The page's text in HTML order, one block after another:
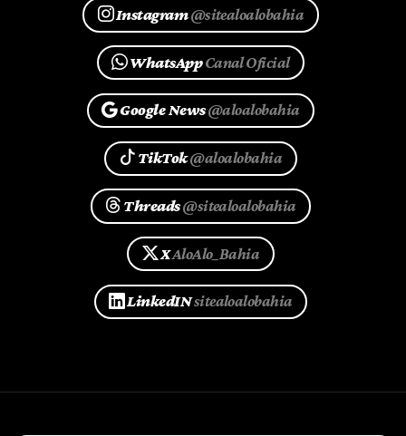
Instagram@sitealoalobahia
WhatsAppCanal Oficial
Google News@aloalobahia
TikTok@aloalobahia
Threads@sitealoalobahia
XAloAlo_Bahia
LinkedINsitealoalobahia